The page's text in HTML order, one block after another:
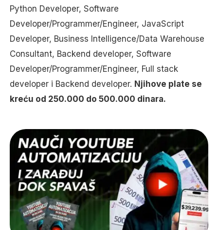
Python Developer, Software
Developer/Programmer/Engineer, JavaScript
Developer, Business Intelligence/Data Warehouse
Consultant, Backend developer, Software
Developer/Programmer/Engineer, Full stack
developer i Backend developer. Njihove plate se
kreću od 250.000 do 500.000 dinara.